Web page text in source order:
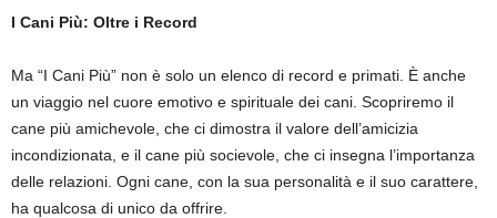
I Cani Più: Oltre i Record
Ma “I Cani Più” non è solo un elenco di record e primati. È anche
un viaggio nel cuore emotivo e spirituale dei cani. Scopriremo il
cane più amichevole, che ci dimostra il valore dell’amicizia
incondizionata, e il cane più socievole, che ci insegna l’importanza
delle relazioni. Ogni cane, con la sua personalità e il suo carattere,
ha qualcosa di unico da offrire.